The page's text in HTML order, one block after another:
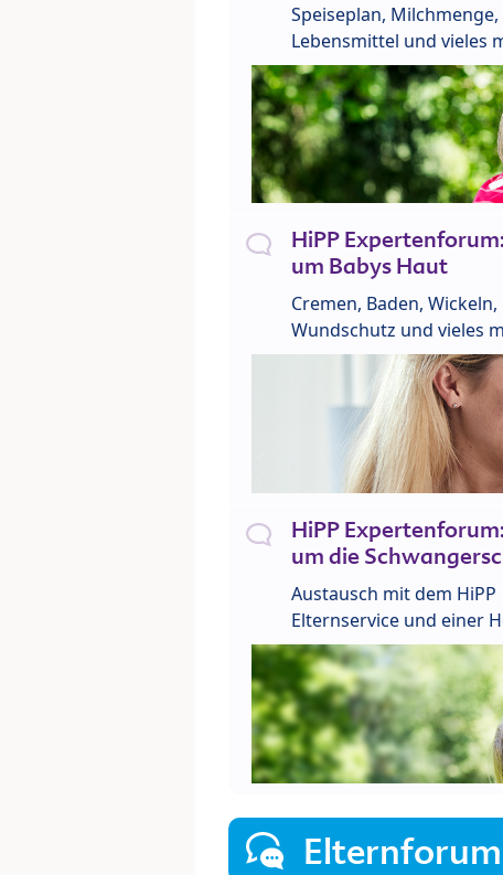
Speiseplan,
Lebensmittel und vieles
HiPP
um Babys Haut
Cremen, Baden, Wickeln,
Wundschutz und vieles
HiPP
um die
Austausch mit dem HiPP
Elternservice und einer
Elternforum